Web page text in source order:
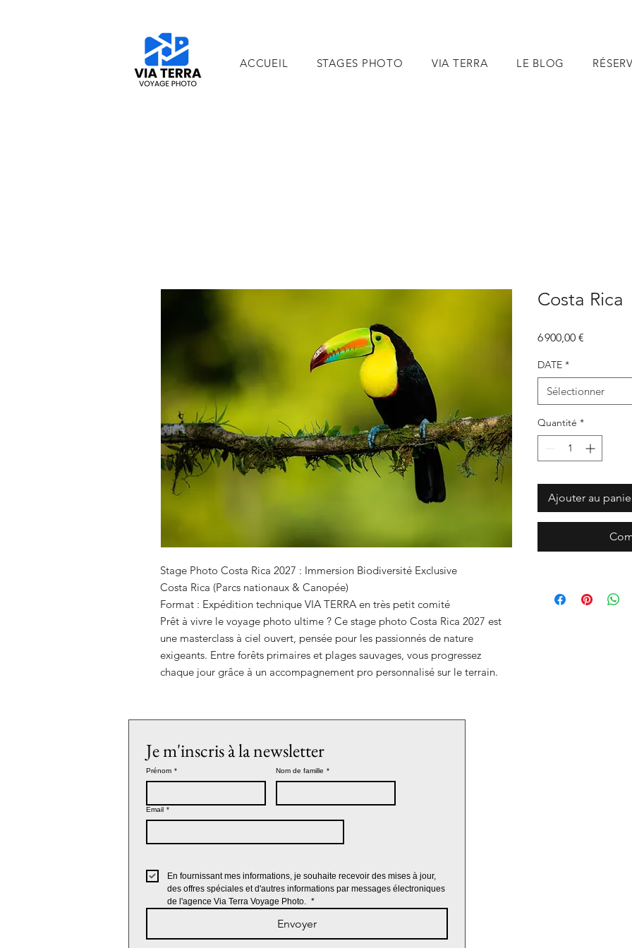
ACCUEIL STAGES PHOTO VIA TERRA LE BLOG
Stage Photo Costa Rica 2027 : Immersion Biodiversité Exclusive
Costa Rica (Parcs nationaux & Canopée)
Format : Expédition technique VIA TERRA en très petit comité
Prêt à vivre le voyage photo ultime ? Ce stage photo Costa Rica 2027 est
une masterclass à ciel ouvert, pensée pour les passionnés de nature
exigeants. Entre forêts primaires et plages sauvages, vous progressez
chaque jour grâce à un accompagnement pro personnalisé sur le terrain.
Costa Rica
6 900,00 €
DATE *
Sélectionner
Quantité *
Ajouter au
Je m'inscris à la newsletter
Prénom * Nom de famille *
Email *
En fournissant mes informations, je souhaite recevoir des mises à jour,
des offres spéciales et d'autres informations par messages électroniques
de l'agence Via Terra Voyage Photo. *
Envoyer